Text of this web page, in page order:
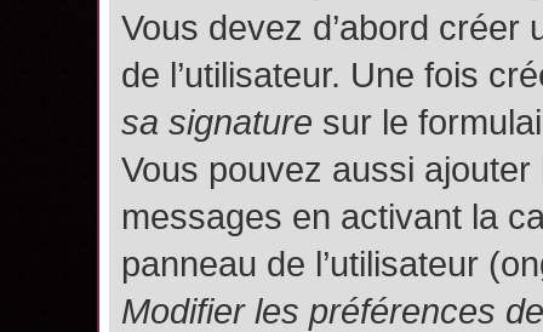
Vous devez d’abord
de l’utilisateur. Une fois
sa signature sur le
Vous pouvez aussi
messages en activant la
panneau de l’utilisateur
Modifier les préférences